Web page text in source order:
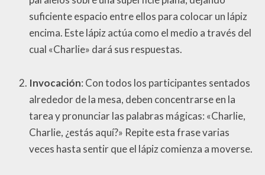
suficiente espacio entre ellos para colocar un lápiz
encima. Este lápiz actúa como el medio a través del
cual «Charlie» dará sus respuestas.
Invocación: Con todos los participantes sentados
alrededor de la mesa, deben concentrarse en la
tarea y pronunciar las palabras mágicas: «Charlie,
Charlie, ¿estás aquí?» Repite esta frase varias
veces hasta sentir que el lápiz comienza a moverse.